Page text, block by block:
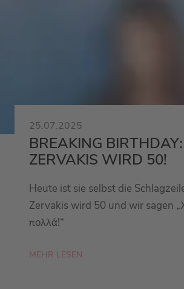
25.07.2025
BREAKING
ZERVAKIS WIRD 50!
Heute ist sie selbst die
Zervakis wird 50 und wir sagen
πολλά!“
MEHR LESEN